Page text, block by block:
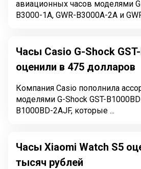
авиационных часов моделями
B3000-1A, GWR-B3000A-2A и
Часы Casio G-Shock
оценили в 475 долларов
Компания Casio пополнила
моделями G-Shock GST-
B1000BD-2AJF, которые ...
Часы Xiaomi Watch S5
тысяч рублей